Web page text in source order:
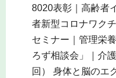
8020表彰｜高齢者
者新型コロナワク
セミナー｜管理栄
ろず相談会」｜介
回） 身体と脳のエ